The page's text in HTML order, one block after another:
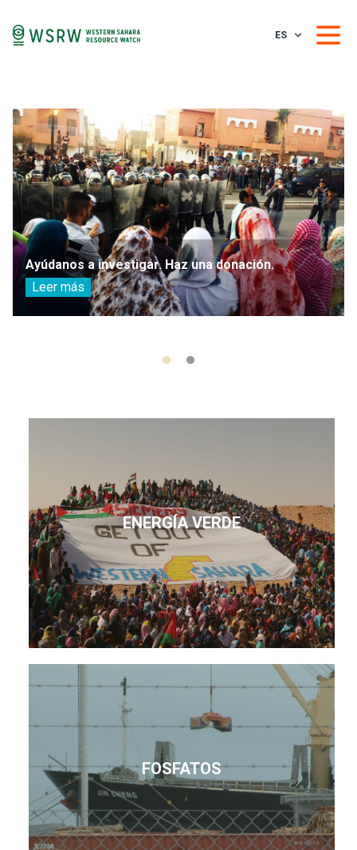
ES
Ayúdanos a investigar. Haz una donación.
Leer más
ENERGÍA VERDE
FOSFATOS